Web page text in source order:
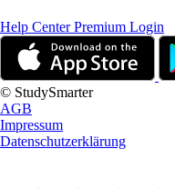
Help CenterPremium Login
© StudySmarter
AGB
Impressum
Datenschutzerklärung